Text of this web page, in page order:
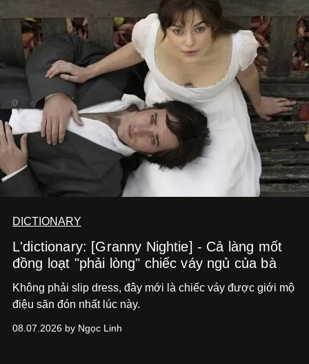
DICTIONARY
L'dictionary: [Granny Nightie] - Cả làng mốt
đồng loạt "phải lòng" chiếc váy ngủ của bà
Không phải slip dress, đây mới là chiếc váy được giới mộ
điệu săn đón nhất lúc này.
08.07.2026 by Ngọc Linh